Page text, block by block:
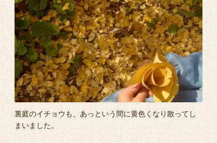
よくあるご質問
裏庭のイチョウも、あっという間に黄色くなり散ってし
まいました。